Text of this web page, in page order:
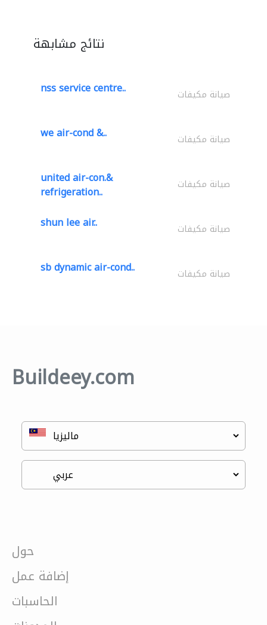
نتائج مشابهة
nss service centre.. صيانة مكيفات
we air-cond &.. صيانة مكيفات
united air-con.&
refrigeration.. صيانة مكيفات
shun lee air.. صيانة مكيفات
sb dynamic air-cond.. صيانة مكيفات
Buildeey.com
حول
إضافة عمل
الحاسبات